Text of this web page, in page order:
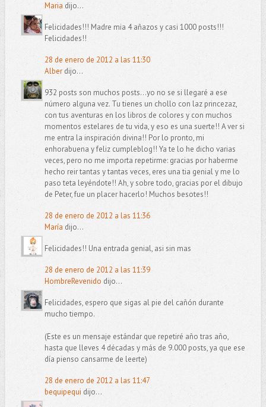
Maria dijo...
Felicidades!!! Madre mia 4 añazos y casi 1000 posts!!!
Felicidades!!
28 de enero de 2012 a las 11:30
Alberdijo...
932 posts son muchos posts...yo no se si llegaré a ese
número alguna vez. Tu tienes un chollo con laz princezaz,
con tus aventuras en los libros de colores y con muchos
momentos estelares de tu vida, y eso es una suerte!! A ver si
me entra la inspiración divina!! Por lo pronto, mi
enhorabuena y feliz cumpleblog!! Ya te lo he dicho varias
veces, pero no me importa repetirme: gracias por haberme
hecho reir tantas y tantas veces, eres una tia genial y me lo
paso teta leyéndote!! Ah, y sobre todo, gracias por el dibujo
de Peter, fue un placer hacerlo! Muchos besotes!!
28 de enero de 2012 a las 11:36
María dijo...
Felicidades!! Una entrada genial, asi sin mas
28 de enero de 2012 a las 11:39
HombreRevenido dijo...
Felicidades, espero que sigas al pie del cañón durante
mucho tiempo.
(Este es un mensaje estándar que repetiré año tras año,
hasta que lleves 4 décadas y más de 9.000 posts, ya que ese
día pienso cansarme de leerte)
28 de enero de 2012 a las 11:47
bequipequi dijo...